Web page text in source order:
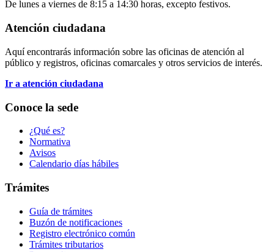
De lunes a viernes de 8:15 a 14:30 horas, excepto festivos.
Atención ciudadana
Aquí encontrarás información sobre las oficinas de atención al
público y registros, oficinas comarcales y otros servicios de interés.
Ir a atención ciudadana
Conoce la sede
¿Qué es?
Normativa
Avisos
Calendario días hábiles
Trámites
Guía de trámites
Buzón de notificaciones
Registro electrónico común
Trámites tributarios